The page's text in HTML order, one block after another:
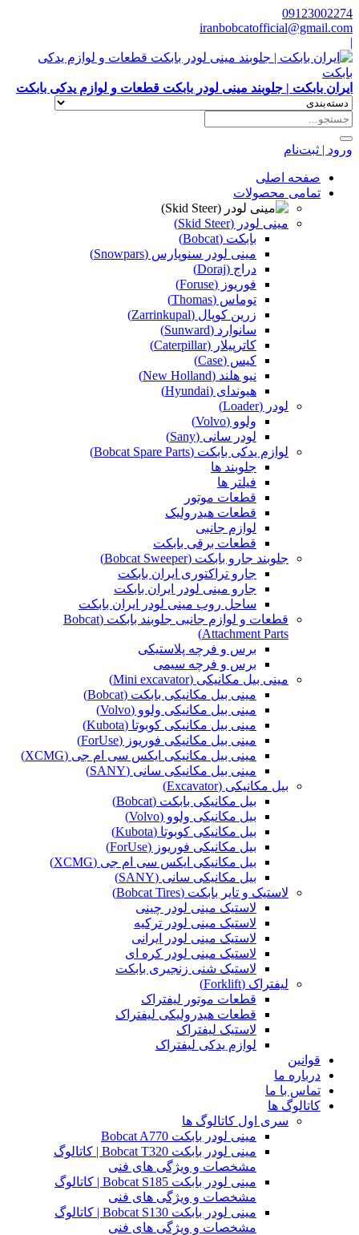
09123002274
iranbobcatofficial@gmail.com
|
ایران بابکت | جلوبند مینی لودر بابکت قطعات و لوازم یدکی بابکت
ورود | ثبت‌نام
صفحه اصلی
تمامی محصولات
مینی لودر (Skid Steer)
بابکت (Bobcat)
مینی لودر سنوپارس (Snowpars)
دراج (Doraj)
فوریوز (Foruse)
توماس (Thomas)
زرین کوپال (Zarrinkupal)
سانوارد (Sunward)
کاترپیلار (Caterpillar)
کیس (Case)
نیو هلند (New Holland)
هیوندای (Hyundai)
لودر (Loader)
ولوو (Volvo)
لودر سانی (Sany)
لوازم یدکی بابکت (Bobcat Spare Parts)
جلوبند ها
فیلتر ها
قطعات موتور
قطعات هیدرولیک
لوازم جانبی
قطعات برقی بابکت
جلوبند جارو بابکت (Bobcat Sweeper)
جارو تراکتوری ایران بابکت
جارو مینی لودر ایران بابکت
ساحل روب مینی لودر ایران بابکت
قطعات و لوازم جانبی جلوبند بابکت (Bobcat
Attachment Parts)
برس و فرچه پلاستیکی
برس و فرچه سیمی
مینی بیل مکانیکی (Mini excavator)
مینی بیل مکانیکی بابکت (Bobcat)
مینی بیل مکانیکی ولوو (Volvo)
مینی بیل مکانیکی کوبوتا (Kubota)
مینی بیل مکانیکی فوریوز (ForUse)
مینی بیل مکانیکی ایکس سی ام جی (XCMG)
مینی بیل مکانیکی سانی (SANY)
بیل مکانیکی (Excavator)
بیل مکانیکی بابکت (Bobcat)
بیل مکانیکی ولوو (Volvo)
بیل مکانیکی کوبوتا (Kubota)
بیل مکانیکی فوریوز (ForUse)
بیل مکانیکی ایکس سی ام جی (XCMG)
بیل مکانیکی سانی (SANY)
لاستیک و تایر بابکت (Bobcat Tires)
لاستیک مینی لودر چینی
لاستیک مینی لودر ترکیه
لاستیک مینی لودر ایرانی
لاستیک مینی لودر کره ای
لاستیک شنی زنجیری بابکت
لیفتراک (Forklift)
قطعات موتور لیفتراک
قطعات هیدرولیکی لیفتراک
لاستیک لیفتراک
لوازم یدکی لیفتراک
قوانین
درباره ما
تماس با ما
کاتالوگ ها
سری اول کاتالوگ ها
مینی لودر بابکت Bobcat A770
مینی لودر بابکت Bobcat T320 | کاتالوگ
مشخصات و ویژگی های فنی
مینی لودر بابکت Bobcat S185 | کاتالوگ
مشخصات و ویژگی های فنی
مینی لودر بابکت Bobcat S130 | کاتالوگ
مشخصات و ویژگی های فنی